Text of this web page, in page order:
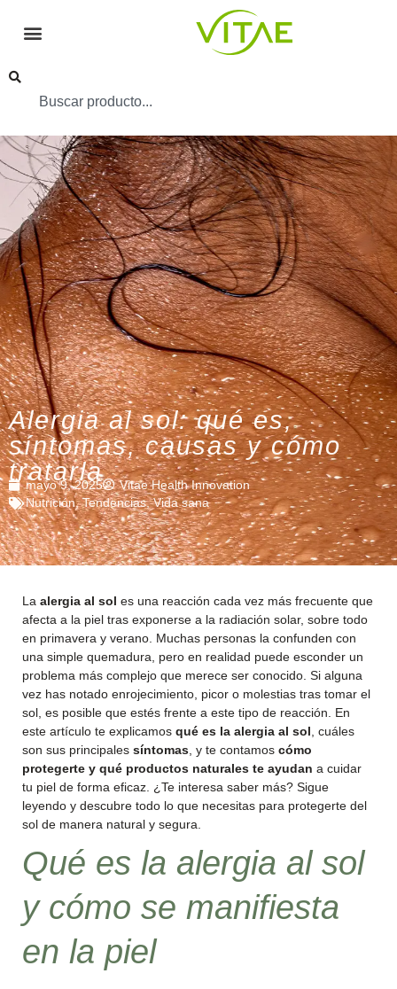
Alergia al sol: qué es,
síntomas, causas y cómo
tratarla
mayo 9, 2025
Vitae Health Innovation
Nutrición,Tendencias,Vida sana
La alergia al sol es una reacción cada vez más frecuente que
afecta a la piel tras exponerse a la radiación solar, sobre todo
en primavera y verano. Muchas personas la confunden con
una simple quemadura, pero en realidad puede esconder un
problema más complejo que merece ser conocido. Si alguna
vez has notado enrojecimiento, picor o molestias tras tomar el
sol, es posible que estés frente a este tipo de reacción. En
este artículo te explicamos qué es la alergia al sol , cuáles
son sus principales síntomas , y te contamos cómo
protegerte y qué productos naturales te ayudan a cuidar
tu piel de forma eficaz. ¿Te interesa saber más? Sigue
leyendo y descubre todo lo que necesitas para protegerte del
sol de manera natural y segura.
Qué es la alergia al sol
y cómo se manifiesta
en la piel